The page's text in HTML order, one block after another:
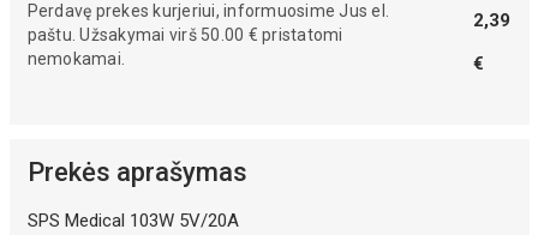
Perdavę prekes kurjeriui, informuosime Jus el.
paštu. Užsakymai virš 50.00 € pristatomi
nemokamai.
2,39
€
Prekės aprašymas
SPS Medical 103W 5V/20A